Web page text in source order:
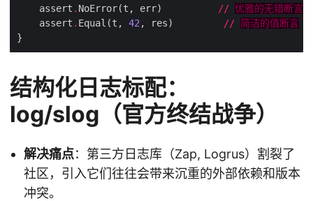
    assert
. NoError(t, err) // 优雅的无错断言
    assert
. Equal(t, 42 , res) // 简洁的值断言
结构化日志标配：
log/slog（官方终结战争）
解决痛点：第三方日志库（Zap, Logrus）割裂了
社区，引入它们往往会带来沉重的外部依赖和版本
冲突。